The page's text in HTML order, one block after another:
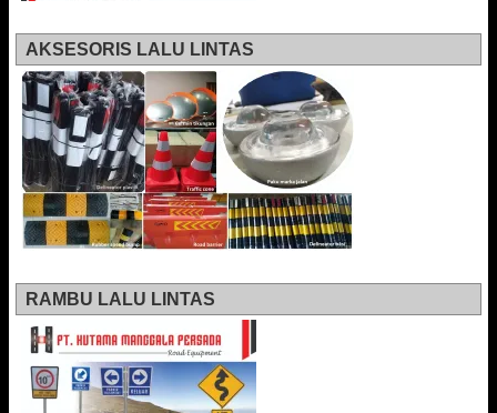
AKSESORIS LALU LINTAS
RAMBU LALU LINTAS